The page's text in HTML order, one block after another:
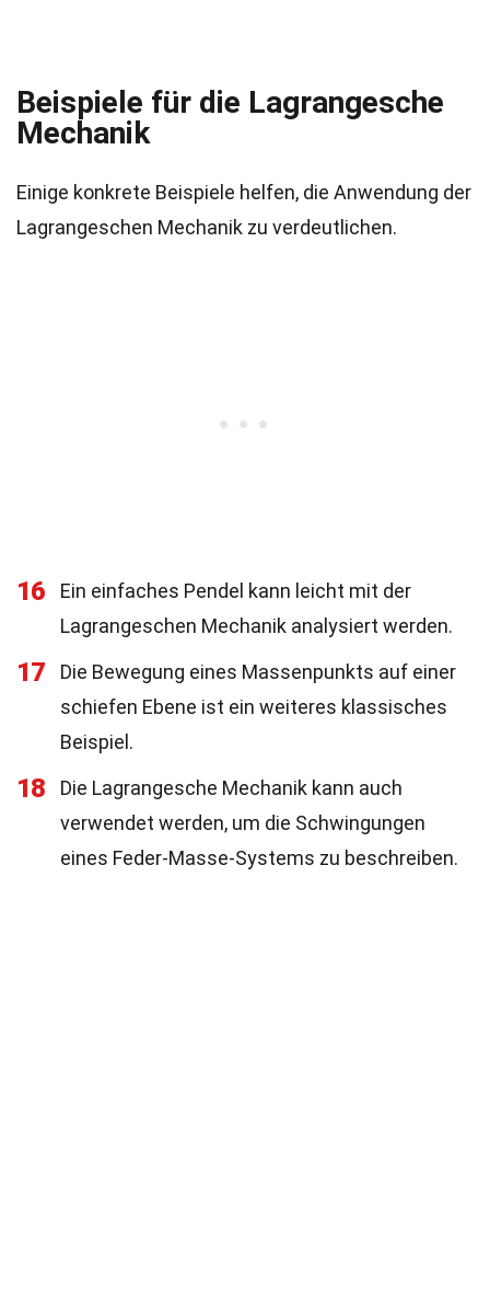
Beispiele für die Lagrangesche
Mechanik
Einige konkrete Beispiele helfen, die Anwendung der
Lagrangeschen Mechanik zu verdeutlichen.
16
Ein einfaches Pendel kann leicht mit der
Lagrangeschen Mechanik analysiert werden.
17
Die Bewegung eines Massenpunkts auf einer
schiefen Ebene ist ein weiteres klassisches
Beispiel.
18
Die Lagrangesche Mechanik kann auch
verwendet werden, um die Schwingungen
eines Feder-Masse-Systems zu beschreiben.